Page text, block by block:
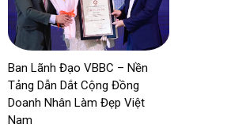
Ban Lãnh Đạo VBBC – Nền
Tảng Dẫn Dắt Cộng Đồng
Doanh Nhân Làm Đẹp Việt
Nam